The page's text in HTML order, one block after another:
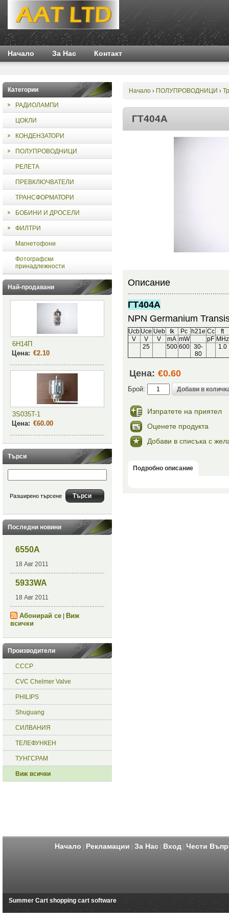
Начало За Нас Контакт
Категории
РАДИОЛАМПИ
ЦОКЛИ
КОНДЕНЗАТОРИ
ПОЛУПРОВОДНИЦИ
РЕЛЕТА
ПРЕВКЛЮЧВАТЕЛИ
ТРАНСФОРМАТОРИ
БОБИНИ И ДРОСЕЛИ
ФИЛТРИ
Магнетофони
Фотографски
принадлежности
Най-продавани
6Н14П
Цена: €2.10
3S035T-1
Цена: €60.00
Търси
Разширено търсене
Последни новини
6550A
18 Авг 2011
5933WA
18 Авг 2011
Абонирай се|
Виж
всички
Производители
СССР
CVC Chelmer Valve
PHILIPS
Shuguang
СИЛВАНИЯ
ТЕЛЕФУНКЕН
ТУНГСРАМ
Виж всички
Начало› ПОЛУПРОВОДНИЦИ ›
ГТ404А
Описание
ГТ404А
NPN Germanium
Ucb Uce Ueb Ik Pc h21e Cc
ft
V
V V mA mW pF MHz
25
500 600 30-
80
1.0
Цена: €0.60
Брой:
Изпратете на приятел
Оценете продукта
Добави в списъка с
Подробно описание
Начало Рекламации За Нас| Вход| Чести
Summer Cart shopping cart software